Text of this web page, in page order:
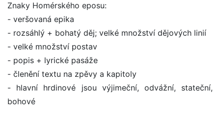
Znaky Homérského eposu:
- veršovaná epika
- rozsáhlý + bohatý děj; velké množství dějových linií
- velké množství postav
- popis + lyrické pasáže
- členění textu na zpěvy a kapitoly
- hlavní hrdinové jsou výjimeční, odvážní, stateční,
bohové